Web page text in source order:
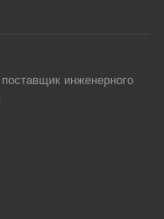
инженерного